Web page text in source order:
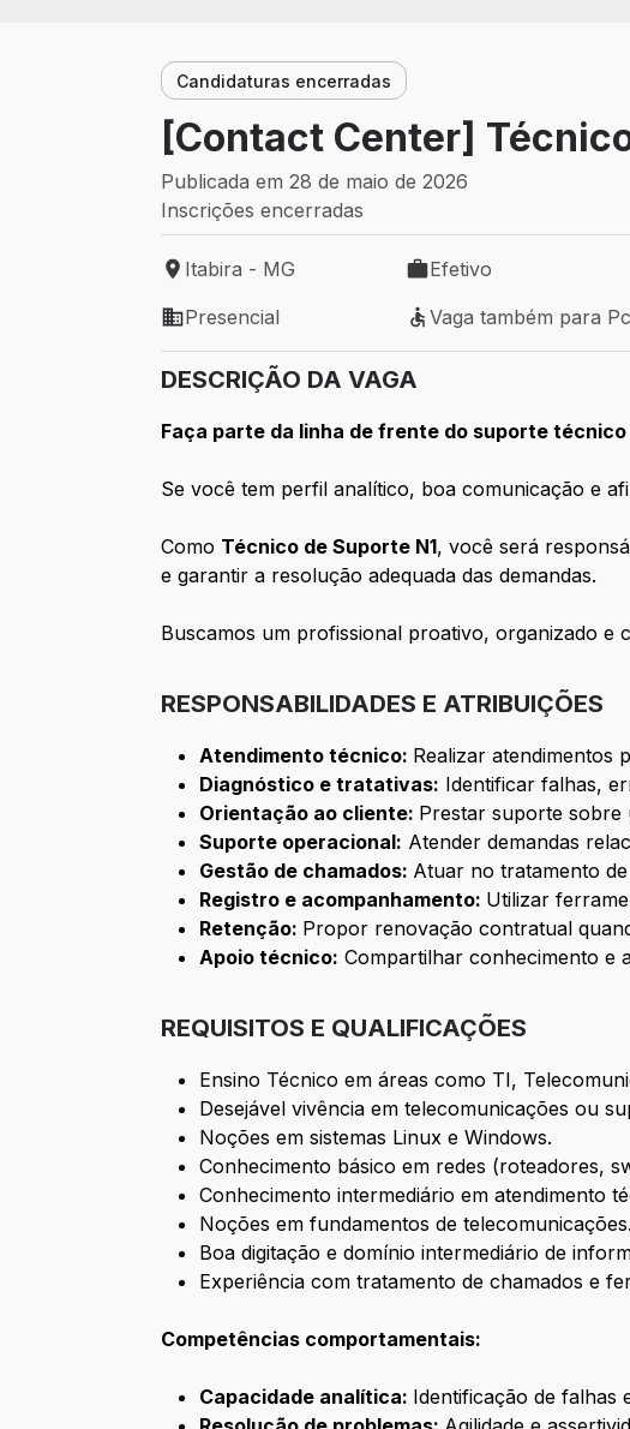
Candidaturas encerradas
[Contact Center]
Publicada em 28 de maio de 2026
Inscrições encerradas
Local de trabalho: Itabira - MG
Itabira - MG
Tipo de vaga: Efetivo
Efetivo
Modelo de trabalho: Presencial
Presencial
Vaga também para PcD
Vaga também para
DESCRIÇÃO DA VAGA
Faça parte da linha de frente do suporte
Se você tem perfil analítico, boa comunicação e
Como Técnico de Suporte N1, você será
e garantir a resolução adequada das demandas.
Buscamos um profissional proativo, organizado e
RESPONSABILIDADES E ATRIBUIÇÕES
Atendimento técnico: Realizar atendimentos
Diagnóstico e tratativas: Identificar falhas,
Orientação ao cliente: Prestar suporte sobre
Suporte operacional: Atender demandas
Gestão de chamados: Atuar no tratamento
Registro e acompanhamento: Utilizar
Retenção: Propor renovação contratual
Apoio técnico: Compartilhar conhecimento e
REQUISITOS E QUALIFICAÇÕES
Ensino Técnico em áreas como TI,
Desejável vivência em telecomunicações ou
Noções em sistemas Linux e Windows.
Conhecimento básico em redes (roteadores,
Conhecimento intermediário em atendimento
Noções em fundamentos de telecomunicações.
Boa digitação e domínio intermediário de
Experiência com tratamento de chamados e
Competências comportamentais:
Capacidade analítica: Identificação de falhas